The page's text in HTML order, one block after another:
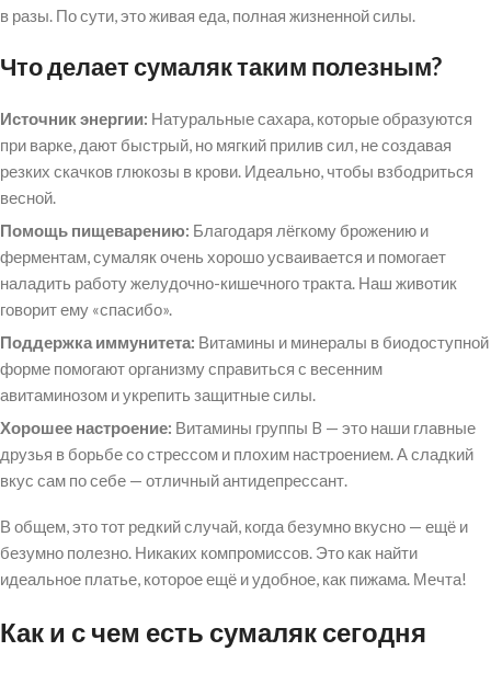
в разы. По сути, это живая еда, полная жизненной силы.
Что делает сумаляк таким полезным?
Источник энергии: Натуральные сахара, которые образуются
при варке, дают быстрый, но мягкий прилив сил, не создавая
резких скачков глюкозы в крови. Идеально, чтобы взбодриться
весной.
Помощь пищеварению: Благодаря лёгкому брожению и
ферментам, сумаляк очень хорошо усваивается и помогает
наладить работу желудочно-кишечного тракта. Наш животик
говорит ему «спасибо».
Поддержка иммунитета: Витамины и минералы в биодоступной
форме помогают организму справиться с весенним
авитаминозом и укрепить защитные силы.
Хорошее настроение: Витамины группы B — это наши главные
друзья в борьбе со стрессом и плохим настроением. А сладкий
вкус сам по себе — отличный антидепрессант.
В общем, это тот редкий случай, когда безумно вкусно — ещё и
безумно полезно. Никаких компромиссов. Это как найти
идеальное платье, которое ещё и удобное, как пижама. Мечта!
Как и с чем есть сумаляк сегодня